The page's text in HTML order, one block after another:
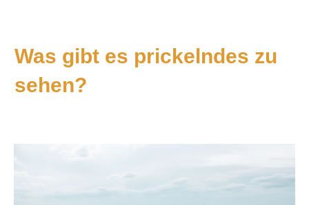
Was gibt es prickelndes zu
sehen?